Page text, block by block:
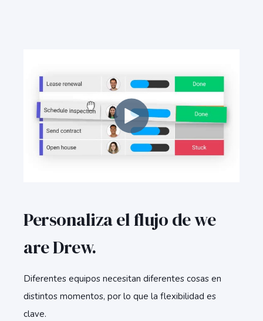
Personaliza el flujo de we
are Drew.
Diferentes equipos necesitan diferentes cosas en
distintos momentos, por lo que la flexibilidad es
clave.